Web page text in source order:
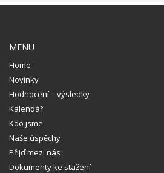
MENU
Home
Novinky
Hodnocení – výsledky
Kalendář
Kdo jsme
Naše úspěchy
Přijď mezi nás
Dokumenty ke stažení